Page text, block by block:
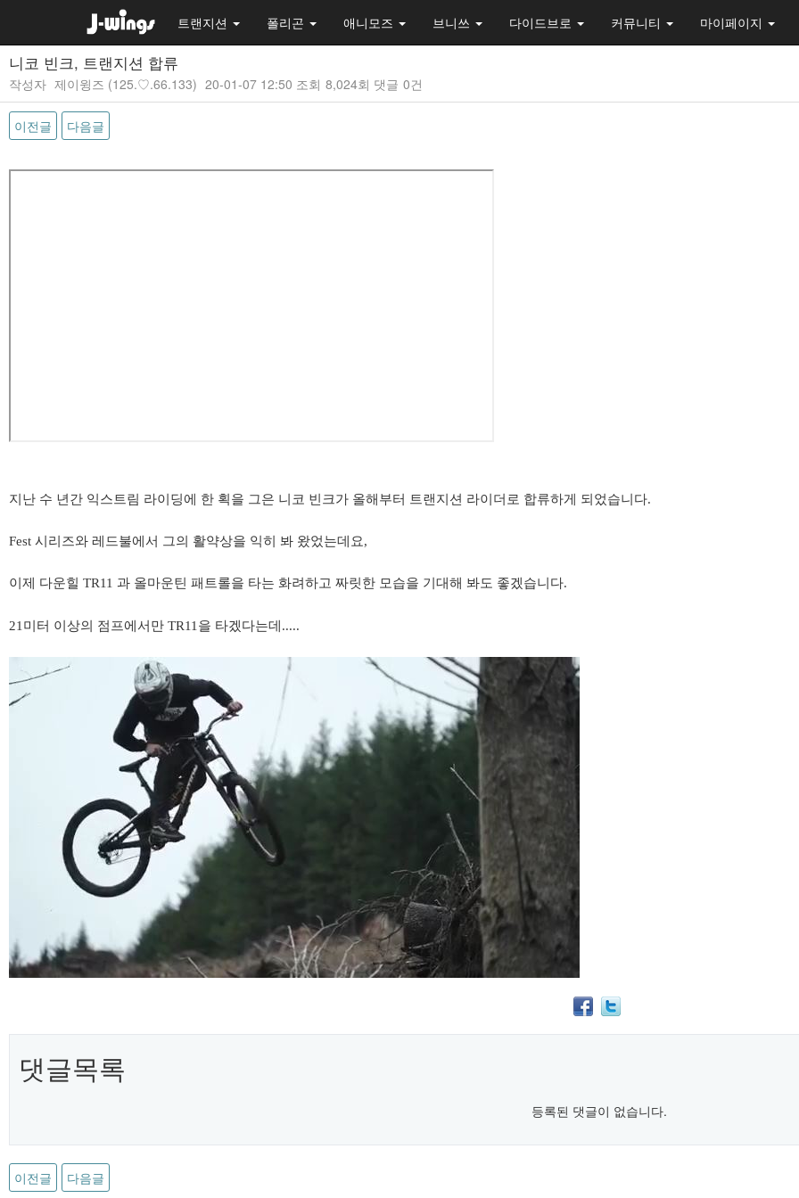
트랜지션 폴리곤 애니모즈 브니쓰 다이드브로 커뮤니티 마이페이지
니코 빈크, 트랜지션 합류
작성자 제이윙즈 (125.♡.66.133) 20-01-07 12:50 조회 8,024회 댓글 0건
이전글 다음글
본문
지난 수 년간 익스트림 라이딩에 한 획을 그은 니코 빈크가 올해부터 트랜지션 라이더로 합류하게 되었습니다.
Fest 시리즈와 레드불에서 그의 활약상을 익히 봐 왔었는데요,
이제 다운힐 TR11 과 올마운틴 패트롤을 타는 화려하고 짜릿한 모습을 기대해 봐도 좋겠습니다.
21미터 이상의 점프에서만 TR11을 타겠다는데.....
댓글목록
등록된 댓글이 없습니다.
이전글 다음글